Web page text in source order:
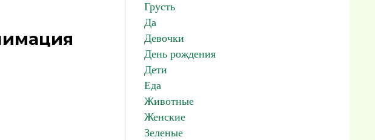
Грусть
Да
Девочки
День рождения
Дети
Еда
Животные
Женские
Зеленые